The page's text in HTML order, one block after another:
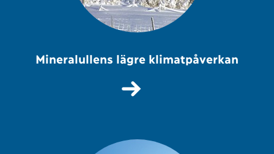
Mineralullens lägre klimatpåverkan